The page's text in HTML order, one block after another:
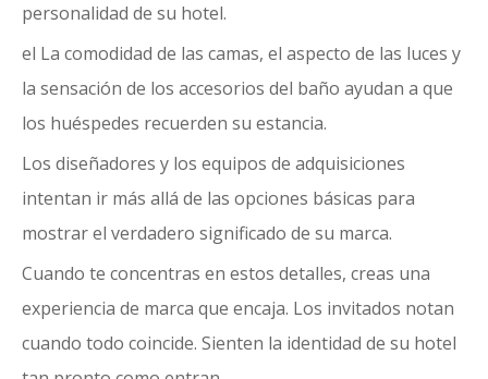
personalidad de su hotel.
el La comodidad de las camas, el aspecto de las luces y
la sensación de los accesorios del baño ayudan a que
los huéspedes recuerden su estancia.
Los diseñadores y los equipos de adquisiciones
intentan ir más allá de las opciones básicas para
mostrar el verdadero significado de su marca.
Cuando te concentras en estos detalles, creas una
experiencia de marca que encaja. Los invitados notan
cuando todo coincide. Sienten la identidad de su hotel